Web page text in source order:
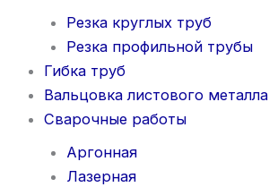
Резка круглых труб
Резка профильной трубы
Гибка труб
Вальцовка листового металла
Сварочные работы
Аргонная
Лазерная